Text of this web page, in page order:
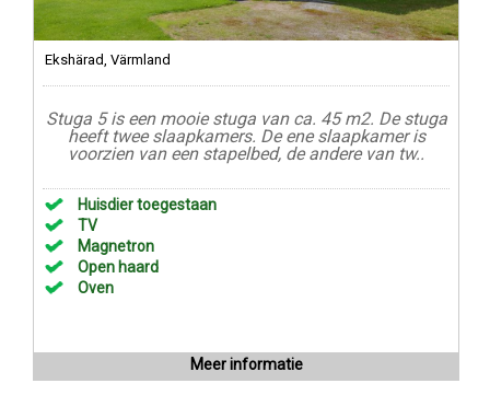
Ekshärad, Värmland
Stuga 5 is een mooie stuga van ca. 45 m2. De stuga
heeft twee slaapkamers. De ene slaapkamer is
voorzien van een stapelbed, de andere van tw..
Huisdier toegestaan
TV
Magnetron
Open haard
Oven
Meer informatie